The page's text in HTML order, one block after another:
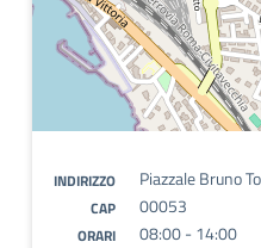
INDIRIZZO Piazzale Bruno
CAP 00053
ORARI 08:00 - 14:00